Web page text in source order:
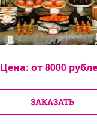
Цена: от8000
ЗАКАЗАТЬ